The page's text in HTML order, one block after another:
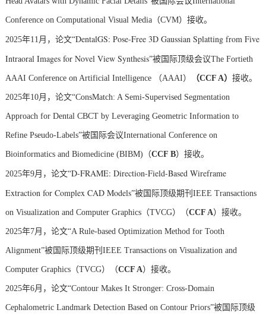
Conference on Computational Visual Media（CVM）接收。
2025年11月，论文“DentalGS: Pose-Free 3D Gaussian Splatting from Five
Intraoral Images for Novel View Synthesis”被国际顶级会议The Fortieth
AAAI Conference on Artificial Intelligence （AAAI） （CCF A） 接收。
2025年10月，论文“ConsMatch: A Semi-Supervised Segmentation
Approach for Dental CBCT by Leveraging Geometric Information to
Refine Pseudo-Labels”被国际会议International Conference on
Bioinformatics and Biomedicine (BIBM)（CCF B）接收。
2025年9月，论文“D-FRAME: Direction-Field-Based Wireframe
Extraction for Complex CAD Models”被国际顶级期刊IEEE Transactions
on Visualization and Computer Graphics（TVCG）（CCF A）接收。
2025年7月，论文“A Rule-based Optimization Method for Tooth
Alignment”被国际顶级期刊IEEE Transactions on Visualization and
Computer Graphics（TVCG）（CCF A）接收。
2025年6月，论文“Contour Makes It Stronger: Cross-Domain
Cephalometric Landmark Detection Based on Contour Priors”被国际顶级